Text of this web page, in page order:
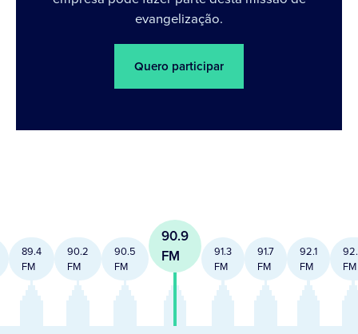
evangelização.
Quero participar
89.4
FM
90.2
FM
90.5
FM
90.9
FM
91.3
FM
91.7
FM
92.1
FM
FM